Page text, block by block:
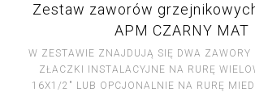
Zestaw zaworów
APM CZARNY MAT
W ZESTAWIE ZNAJDUJĄ SIĘ DWA ZAWORY
ZŁACZKI INSTALACYJNE NA RURĘ
16X1/2" LUB OPCJONALNIE NA RURĘ